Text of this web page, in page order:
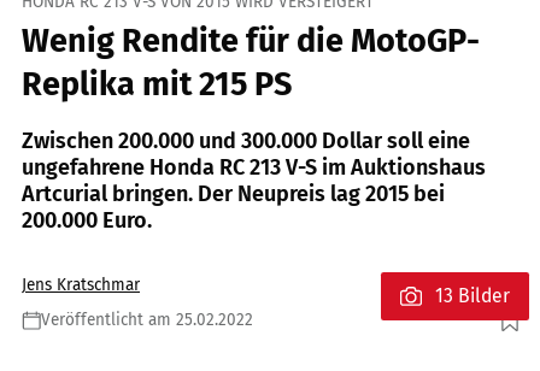
Wenig Rendite für die MotoGP-
Replika mit 215 PS
Zwischen 200.000 und 300.000 Dollar soll eine
ungefahrene Honda RC 213 V-S im Auktionshaus
Artcurial bringen. Der Neupreis lag 2015 bei
200.000 Euro.
Jens Kratschmar
Veröffentlicht am 25.02.2022
Foto: Artcurial
13 Bilder